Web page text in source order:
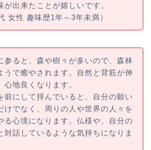
が出来たことが嬉しいです。
女性 趣味歴1年～3年未満）
参ると、森や樹々が多いので、森林
うで癒やされます。自然と背筋が伸
心地良くなります。
前にして拝んでいると、自分の願い
けでなく、周りの人や世界の人々を
る心境になります。仏様や、自分の
対話しているような気持ちになりま